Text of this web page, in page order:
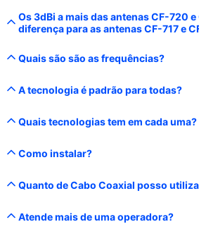
Os 3dBi a mais das antenas CF-720
diferença para as antenas CF-717 e
Quais são são as frequências?
A tecnologia é padrão para todas?
Quais tecnologias tem em cada uma?
Como instalar?
Quanto de Cabo Coaxial posso
Atende mais de uma operadora?